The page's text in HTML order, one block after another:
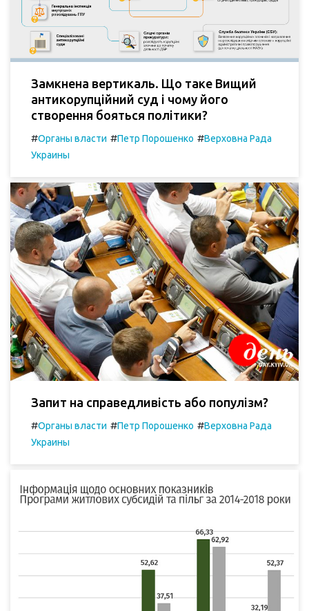
Замкнена вертикаль. Що таке Вищий
антикорупційний суд і чому його
створення бояться політики?
#Органы власти #Петр Порошенко #Верховна Рада
Украины
Запит на справедливість або популізм?
#Органы власти #Петр Порошенко #Верховна Рада
Украины